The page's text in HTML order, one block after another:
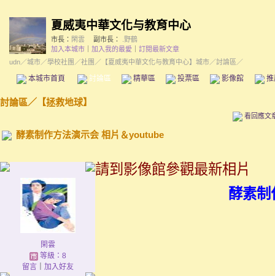
夏威夷中華文化与教育中心
市長： 閑雲 副市長：
.野鶴
加入本城市
加入我的最愛
訂閱最新文章
udn／城市／學校社團 ／社團 ／ 【夏威夷中華文化与教育中心】城市／討論區／
本城市首頁 討論區 精華區 投票區 影像館
討論區／ 【拯救地球】
看回應文
酵素制作方法演示会 相片＆youtube
閑雲
等級：8
留言｜ 加入好友
請到影像館參觀最新相片
酵素制